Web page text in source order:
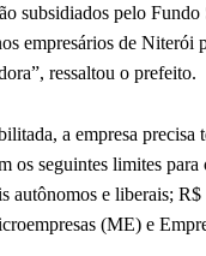
subsidiados pelo
empresários de Niterói
ressaltou o prefeito.
a empresa
os seguintes limites
autônomos e liberais;
(ME) e